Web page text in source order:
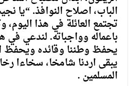
الباب، اصلاح النوافذ. “يا
تجتمع العائلة في هذا
باعماله وواجباته. لندعي في
يحفظ وطننا وقائده ويحفظ
يبقى اردنا شامخا، سخاءا
المسلمين .